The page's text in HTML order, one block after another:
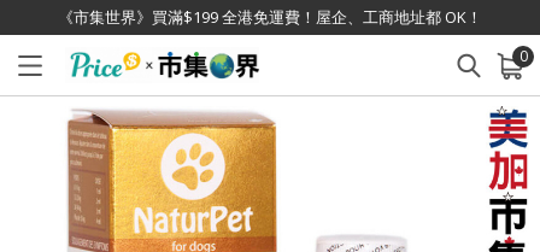
《市集世界》買滿$199 全港免運費！屋企、工商地址都 OK！
0
已加入購物車 查看